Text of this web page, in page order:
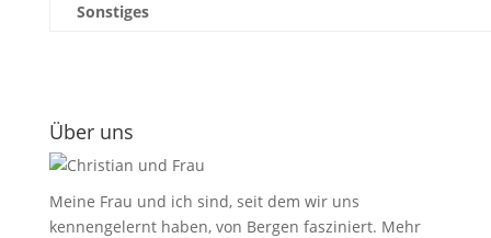
Sonstiges
Über uns
Meine Frau und ich sind, seit dem wir uns
kennengelernt haben, von Bergen fasziniert. Mehr